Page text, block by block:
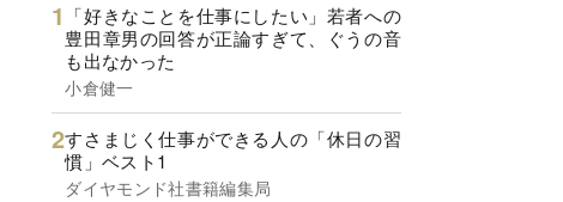
「好きなことを仕事にしたい」若者への
豊田章男の回答が正論すぎて、ぐうの音
も出なかった
小倉健一
すさまじく仕事ができる人の「休日の習
慣」ベスト1
ダイヤモンド社書籍編集局